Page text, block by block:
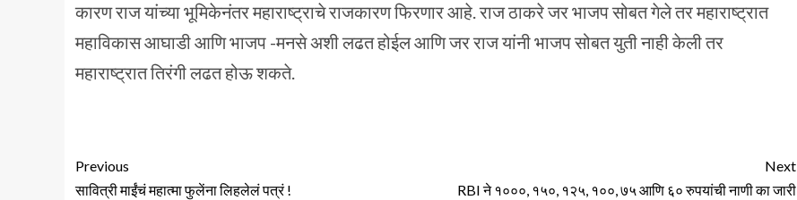
कारण राज यांच्या भूमिकेनंतर महाराष्ट्राचे राजकारण फिरणार आहे. राज ठाकरे जर भाजप सोबत गेले तर महाराष्ट्रात
महाविकास आघाडी आणि भाजप -मनसे अशी लढत होईल आणि जर राज यांनी भाजप सोबत युती नाही केली तर
महाराष्ट्रात तिरंगी लढत होऊ शकते.
Previous
सावित्री माईंचं महात्मा फुलेंना लिहलेलं पत्रं !
Next
RBI ने १०००, १५०, १२५, १००, ७५ आणि ६० रुपयांची नाणी का जारी